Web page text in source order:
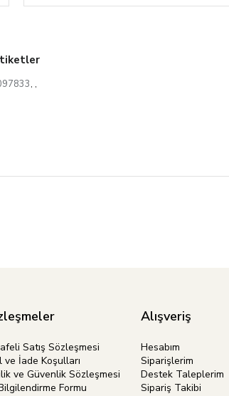
, ,
Satış Sözleşmesi
ve İade Koşulları
ve Güvenlik Sözleşmesi
Formu
Alışveriş
Hesabım
Siparişlerim
Destek Taleplerim
Sipariş Takibi